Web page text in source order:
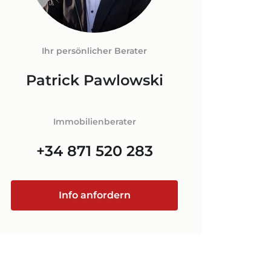
+34 871 520 283
Ihr persönlicher Berater
Patrick Pawlowski
Immobilienberater
+34 871 520 283
Info anfordern